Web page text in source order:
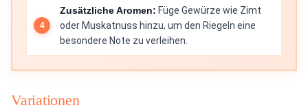
Zusätzliche Aromen: Füge Gewürze wie Zimt
oder Muskatnuss hinzu, um den Riegeln eine
besondere Note zu verleihen.
Variationen